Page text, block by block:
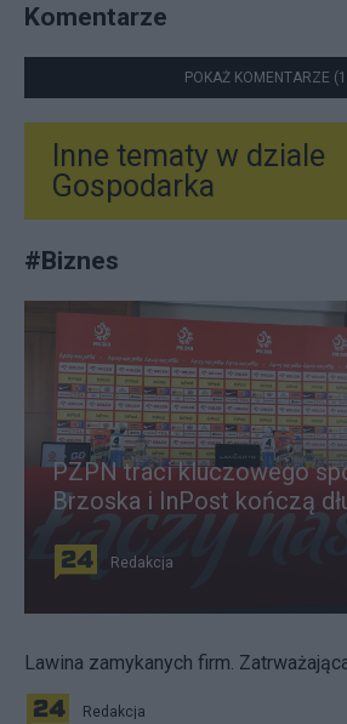
Komentarze
POKAŻ KOMENTARZE
Inne tematy w dziale
Gospodarka
#Biznes
PZPN traci kluczowego
Brzoska i InPost kończą
Redakcja
Lawina zamykanych firm.
Redakcja